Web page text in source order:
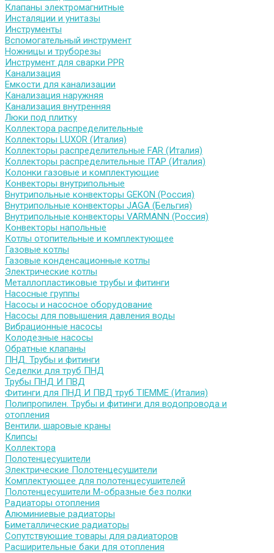
Клапаны электромагнитные
Инсталяции и унитазы
Инструменты
Вспомогательный инструмент
Ножницы и труборезы
Инструмент для сварки PPR
Канализация
Емкости для канализации
Канализация наружняя
Канализация внутренняя
Люки под плитку
Коллектора распределительные
Коллекторы LUXOR (Италия)
Коллекторы распределительные FAR (Италия)
Коллекторы распределительные ITAP (Италия)
Колонки газовые и комплектующие
Конвекторы внутрипольные
Внутрипольные конвекторы GEKON (Россия)
Внутрипольные конвекторы JAGA (Бельгия)
Внутрипольные конвекторы VARMANN (Россия)
Конвекторы напольные
Котлы отопительные и комплектующее
Газовые котлы
Газовые конденсационные котлы
Электрические котлы
Металлопластиковые трубы и фитинги
Насосные группы
Насосы и насосное оборудование
Насосы для повышения давления воды
Вибрационные насосы
Колодезные насосы
Обратные клапаны
ПНД. Трубы и фитинги
Седелки для труб ПНД
Трубы ПНД И ПВД
Фитинги для ПНД И ПВД труб TIEMME (Италия)
Полипропилен. Трубы и фитинги для водопровода и
отопления
Вентили, шаровые краны
Клипсы
Коллектора
Полотенцесушители
Электрические Полотенцесушители
Комплектующее для полотенцесушителей
Полотенцесушители М-образные без полки
Радиаторы отопления
Алюминиевые радиаторы
Биметаллические радиаторы
Сопутствующие товары для радиаторов
Расширительные баки для отопления